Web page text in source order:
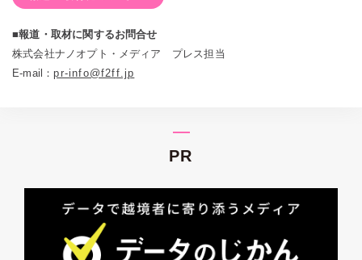
■報道・取材に関するお問合せ
株式会社ナノオプト・メディア プレス担当
E-mail：pr-info@f2ff.jp
PR